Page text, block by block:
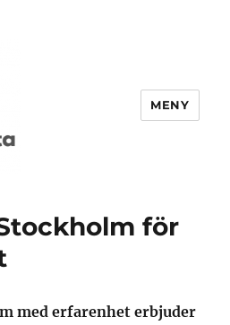
MENY
för
med erfarenhet erbjuder